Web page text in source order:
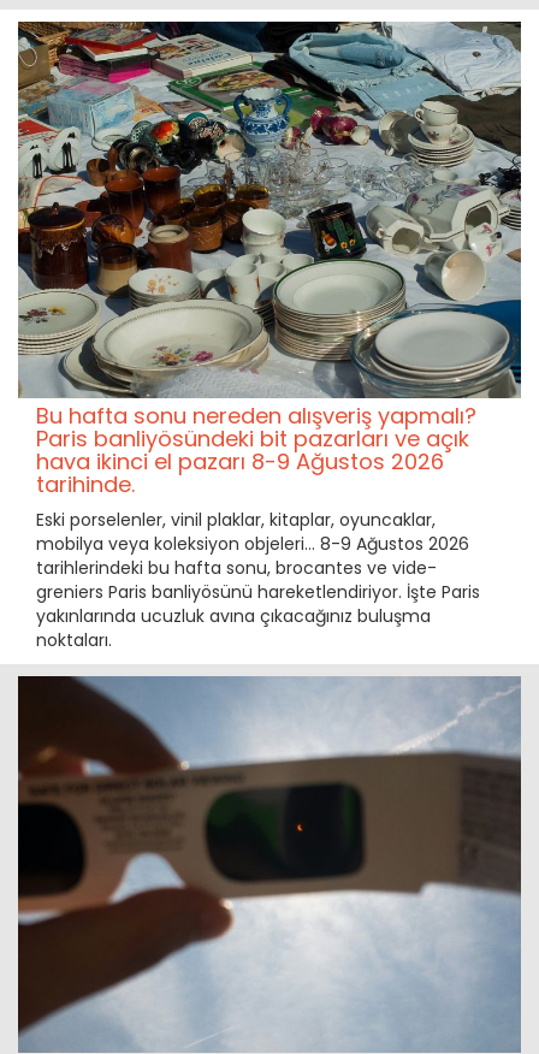
Bu hafta sonu nereden alışveriş yapmalı?
Paris banliyösündeki bit pazarları ve açık
hava ikinci el pazarı 8-9 Ağustos 2026
tarihinde.
Eski porselenler, vinil plaklar, kitaplar, oyuncaklar,
mobilya veya koleksiyon objeleri… 8-9 Ağustos 2026
tarihlerindeki bu hafta sonu, brocantes ve vide-
greniers Paris banliyösünü hareketlendiriyor. İşte Paris
yakınlarında ucuzluk avına çıkacağınız buluşma
noktaları.